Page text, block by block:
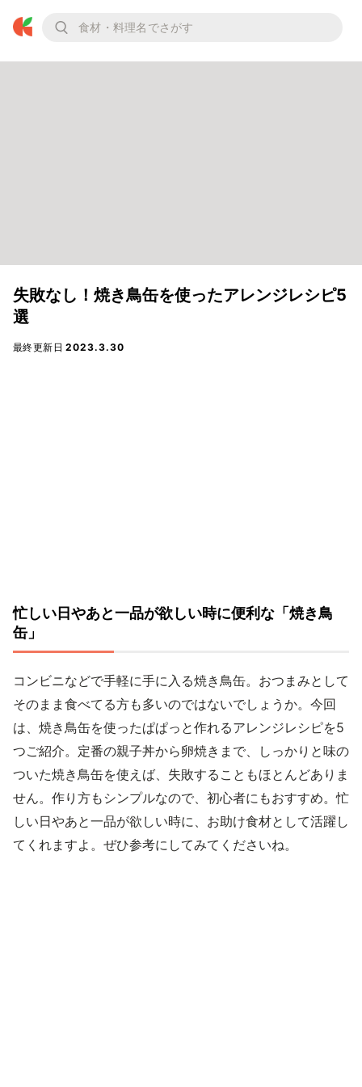
失敗なし！焼き鳥缶を使ったアレンジレシピ5
選
最終更新日2023.3.30
忙しい日やあと一品が欲しい時に便利な「焼き鳥
缶」
コンビニなどで手軽に手に入る焼き鳥缶。おつまみとして
そのまま食べてる方も多いのではないでしょうか。今回
は、焼き鳥缶を使ったぱぱっと作れるアレンジレシピを5
つご紹介。定番の親子丼から卵焼きまで、しっかりと味の
ついた焼き鳥缶を使えば、失敗することもほとんどありま
せん。作り方もシンプルなので、初心者にもおすすめ。忙
しい日やあと一品が欲しい時に、お助け食材として活躍し
てくれますよ。ぜひ参考にしてみてくださいね。